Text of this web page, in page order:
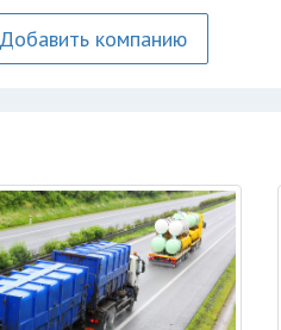
Добавить компанию